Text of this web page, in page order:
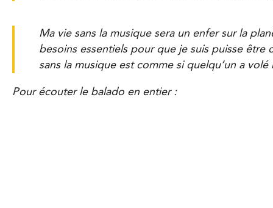
Ma vie sans la musique sera un enfer sur la
besoins essentiels pour que je suis puisse être
sans la musique est comme si quelqu’un a volé
Pour écouter le balado en entier :